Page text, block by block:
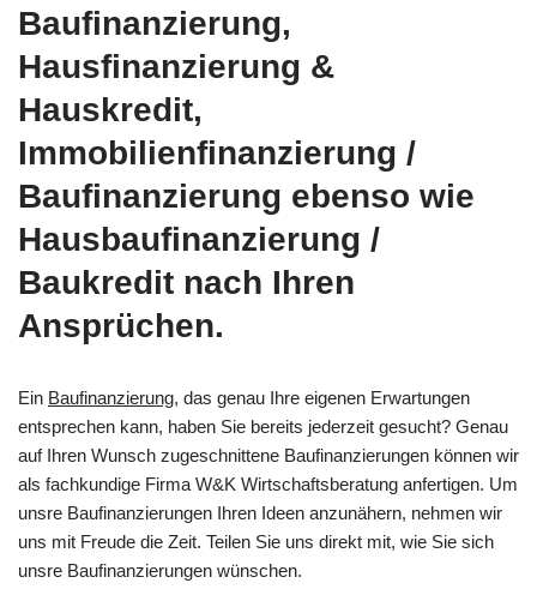
Baufinanzierung,
Hausfinanzierung &
Hauskredit,
Immobilienfinanzierung /
Baufinanzierung ebenso wie
Hausbaufinanzierung /
Baukredit nach Ihren
Ansprüchen.
Ein Baufinanzierung, das genau Ihre eigenen Erwartungen
entsprechen kann, haben Sie bereits jederzeit gesucht? Genau
auf Ihren Wunsch zugeschnittene Baufinanzierungen können wir
als fachkundige Firma W&K Wirtschaftsberatung anfertigen. Um
unsre Baufinanzierungen Ihren Ideen anzunähern, nehmen wir
uns mit Freude die Zeit. Teilen Sie uns direkt mit, wie Sie sich
unsre Baufinanzierungen wünschen.